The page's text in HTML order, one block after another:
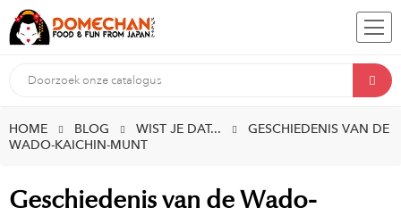
HOME BLOG WIST JE DAT...
GESCHIEDENIS VAN DE
WADO-KAICHIN-MUNT
Geschiedenis van de Wado-